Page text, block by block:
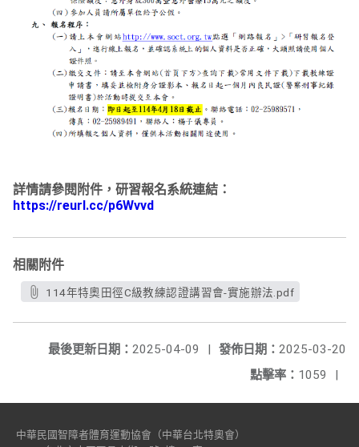
詳情請參閱附件，研習報名系統連結：
https://reurl.cc/p6Wvvd
相關附件
114年特奧田徑C級教練認證講習會-實施辦法.pdf
發佈日期： 2025-03-20
最後更新日期： 2025-04-09
|
點擊率： 1059 |
中華民國智障者體育運動協會（中華台北特奧會）